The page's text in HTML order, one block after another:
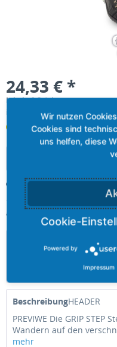
24,33 € *
Inhalt:2 Stück
inkl. MwSt.zzgl. Versandkosten
Lieferzeit ca. 8-15
Merken
Artikel-Nr.:
Die GRIP STEP
den verschneiten und
BeschreibungHEADER
PREVIWE Die GRIP
Wandern auf den
mehr
Powered by
Impressum